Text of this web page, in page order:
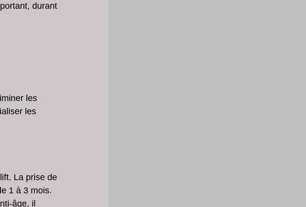
durant
les
les
La prise de
1 à 3 mois.
âge, il